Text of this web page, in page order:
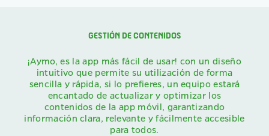
GESTIÓN DE CONTENIDOS
¡Aymo, es la app más fácil de usar! con un diseño
intuitivo que permite su utilización de forma
sencilla y rápida, si lo prefieres, un equipo estará
encantado de actualizar y optimizar los
contenidos de la app móvil, garantizando
información clara, relevante y fácilmente accesible
para todos.